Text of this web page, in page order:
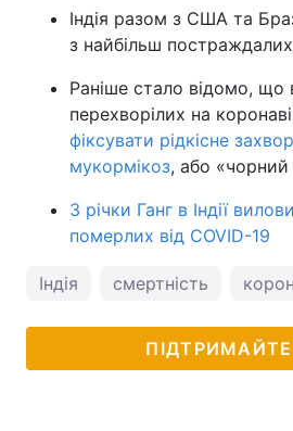
Індія разом з США та
з найбільш постраждалих
Раніше стало відомо, що
перехворілих на
фіксувати рідкісне
мукормікоз, або «чорний
З річки Ганг в Індії
померлих від COVID-19
Індія смертність